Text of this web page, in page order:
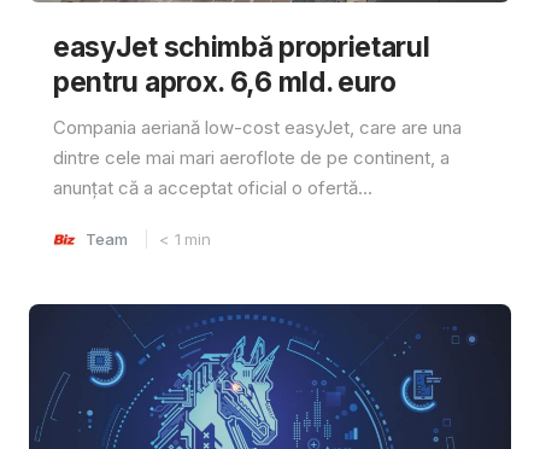
easyJet schimbă proprietarul
pentru aprox. 6,6 mld. euro
Compania aeriană low-cost easyJet, care are una
dintre cele mai mari aeroflote de pe continent, a
anunțat că a acceptat oficial o ofertă...
Team < 1 min